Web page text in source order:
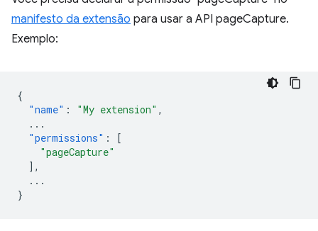
manifesto da extensão para usar a API pageCapture.
Exemplo:
{
"name" : "My extension" ,
...
"permissions" :
[
"pageCapture"
],
...
}